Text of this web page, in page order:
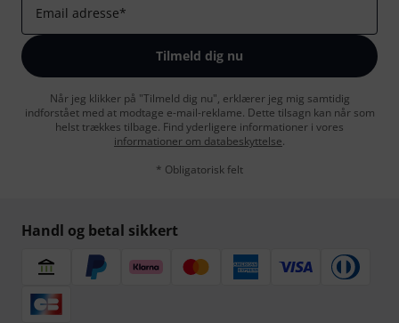
Email adresse*
Tilmeld dig nu
Når jeg klikker på "Tilmeld dig nu", erklærer jeg mig samtidig
indforstået med at modtage e-mail-reklame. Dette tilsagn kan når som
helst trækkes tilbage. Find yderligere informationer i vores
informationer om databeskyttelse.
* Obligatorisk felt
Handl og betal sikkert